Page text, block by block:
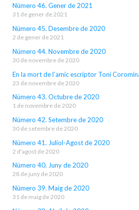
Número 46. Gener de 2021
31 de gener de 2021
Número 45. Desembre de 2020
2 de gener de 2021
Número 44. Novembre de 2020
30 de novembre de 2020
En la mort de l’amic escriptor Toni
23 de novembre de 2020
Número 43. Octubre de 2020
1 de novembre de 2020
Número 42. Setembre de 2020
30 de setembre de 2020
Número 41. Juliol-Agost de 2020
2 d'agost de 2020
Número 40. Juny de 2020
28 de juny de 2020
Número 39. Maig de 2020
31 de maig de 2020